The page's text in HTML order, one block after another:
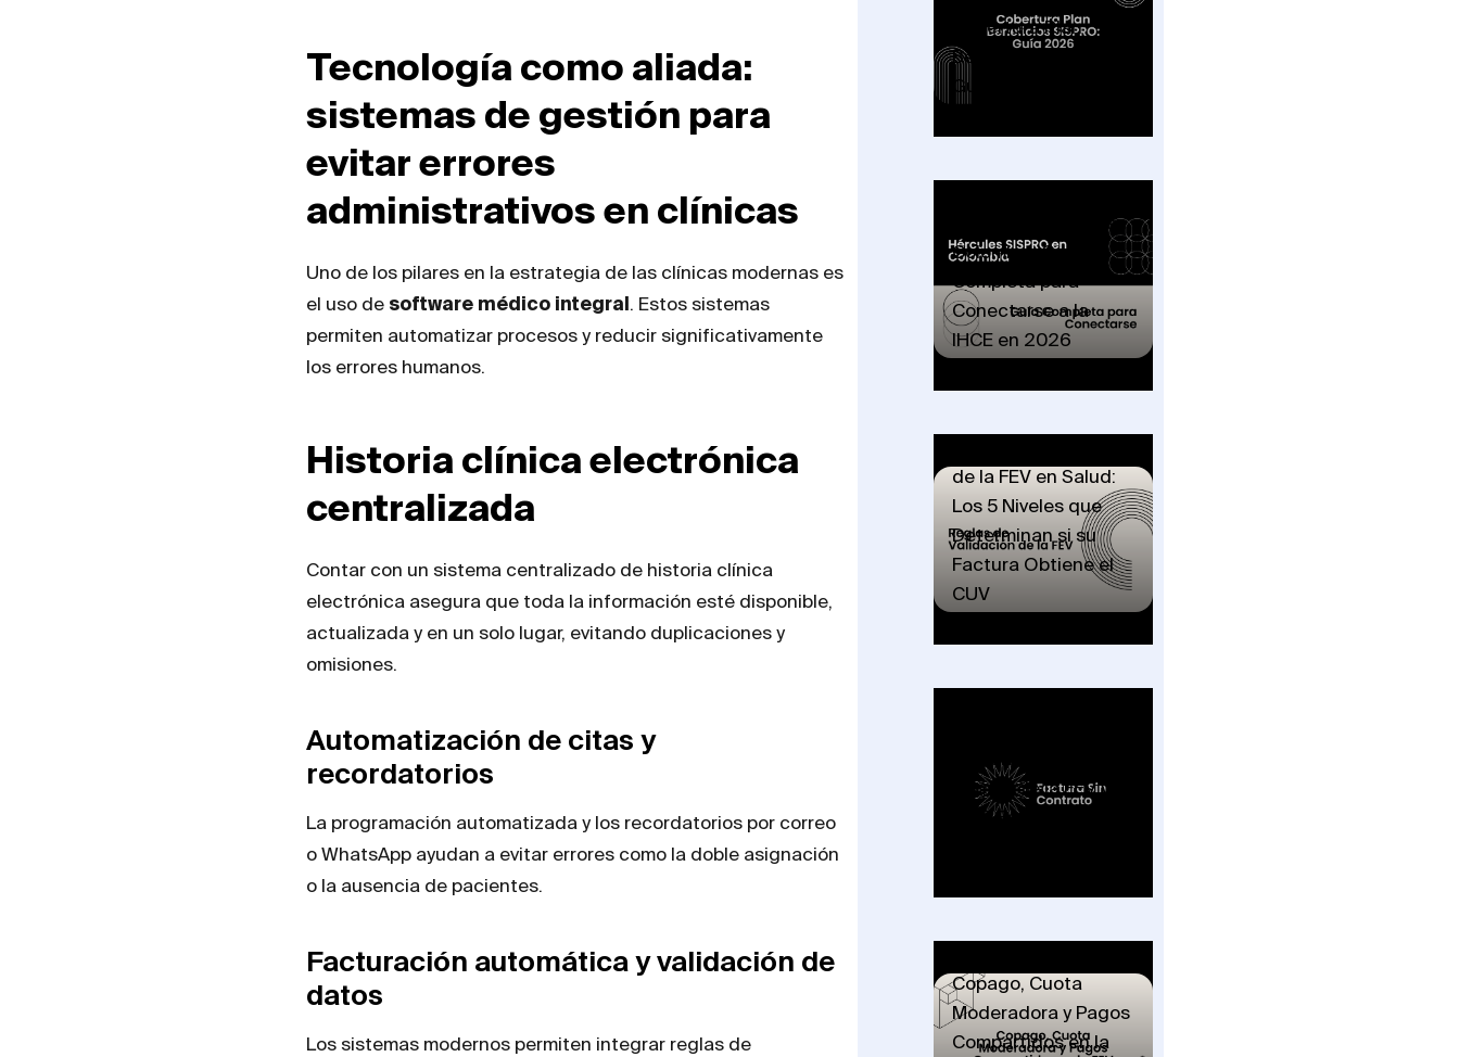
Tecnología como aliada:
sistemas de gestión para
evitar errores
administrativos en clínicas
Uno de los pilares en la estrategia de las clínicas modernas es
el uso de software médico integral. Estos sistemas
permiten automatizar procesos y reducir significativamente
los errores humanos.
Historia clínica electrónica
centralizada
Contar con un sistema centralizado de historia clínica
electrónica asegura que toda la información esté disponible,
actualizada y en un solo lugar, evitando duplicaciones y
omisiones.
Automatización de citas y
recordatorios
La programación automatizada y los recordatorios por correo
o WhatsApp ayudan a evitar errores como la doble asignación
o la ausencia de pacientes.
Facturación automática y validación de
datos
Los sistemas modernos permiten integrar reglas de
Cobertura Plan
Beneficios SISPRO:
Guía 2026
Hércules SISPRO en
Colombia: Guía
Completa para
Conectarse a la
IHCE en 2026
de la FEV en Salud:
Los 5 Niveles que
Determinan si su
Factura Obtiene el
CUV
en Salud: El Nuevo
Campo de la FEV y
los 7 Escenarios en
Copago, Cuota
Moderadora y Pagos
Compartidos en la